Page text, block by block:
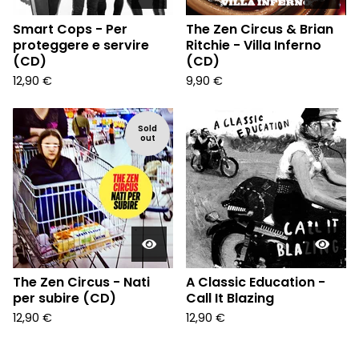
Smart Cops - Per
proteggere e servire
(CD)
12,90 €
The Zen Circus & Brian
Ritchie - Villa Inferno
(CD)
9,90 €
Sold
out
The Zen Circus - Nati
per subire (CD)
12,90 €
A Classic Education -
Call It Blazing
12,90 €